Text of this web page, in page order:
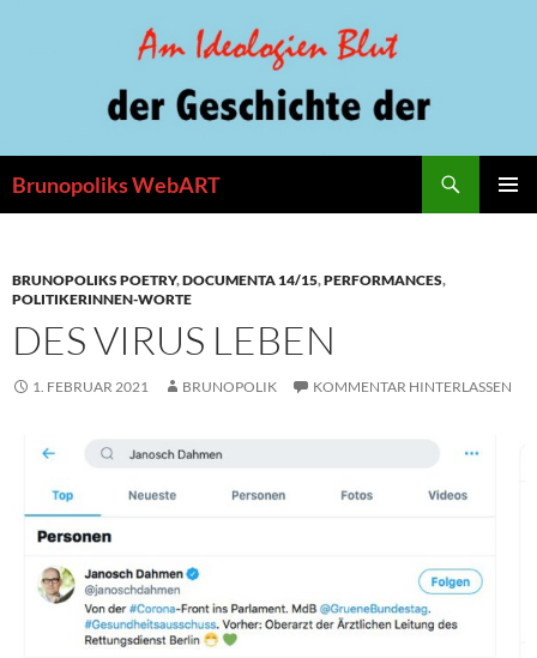
Brunopoliks WebART
BRUNOPOLIKS POETRY,DOCUMENTA 14/15,PERFORMANCES,
POLITIKERINNEN-WORTE
DES VIRUS LEBEN
1. FEBRUAR 2021 BRUNOPOLIK KOMMENTAR HINTERLASSEN